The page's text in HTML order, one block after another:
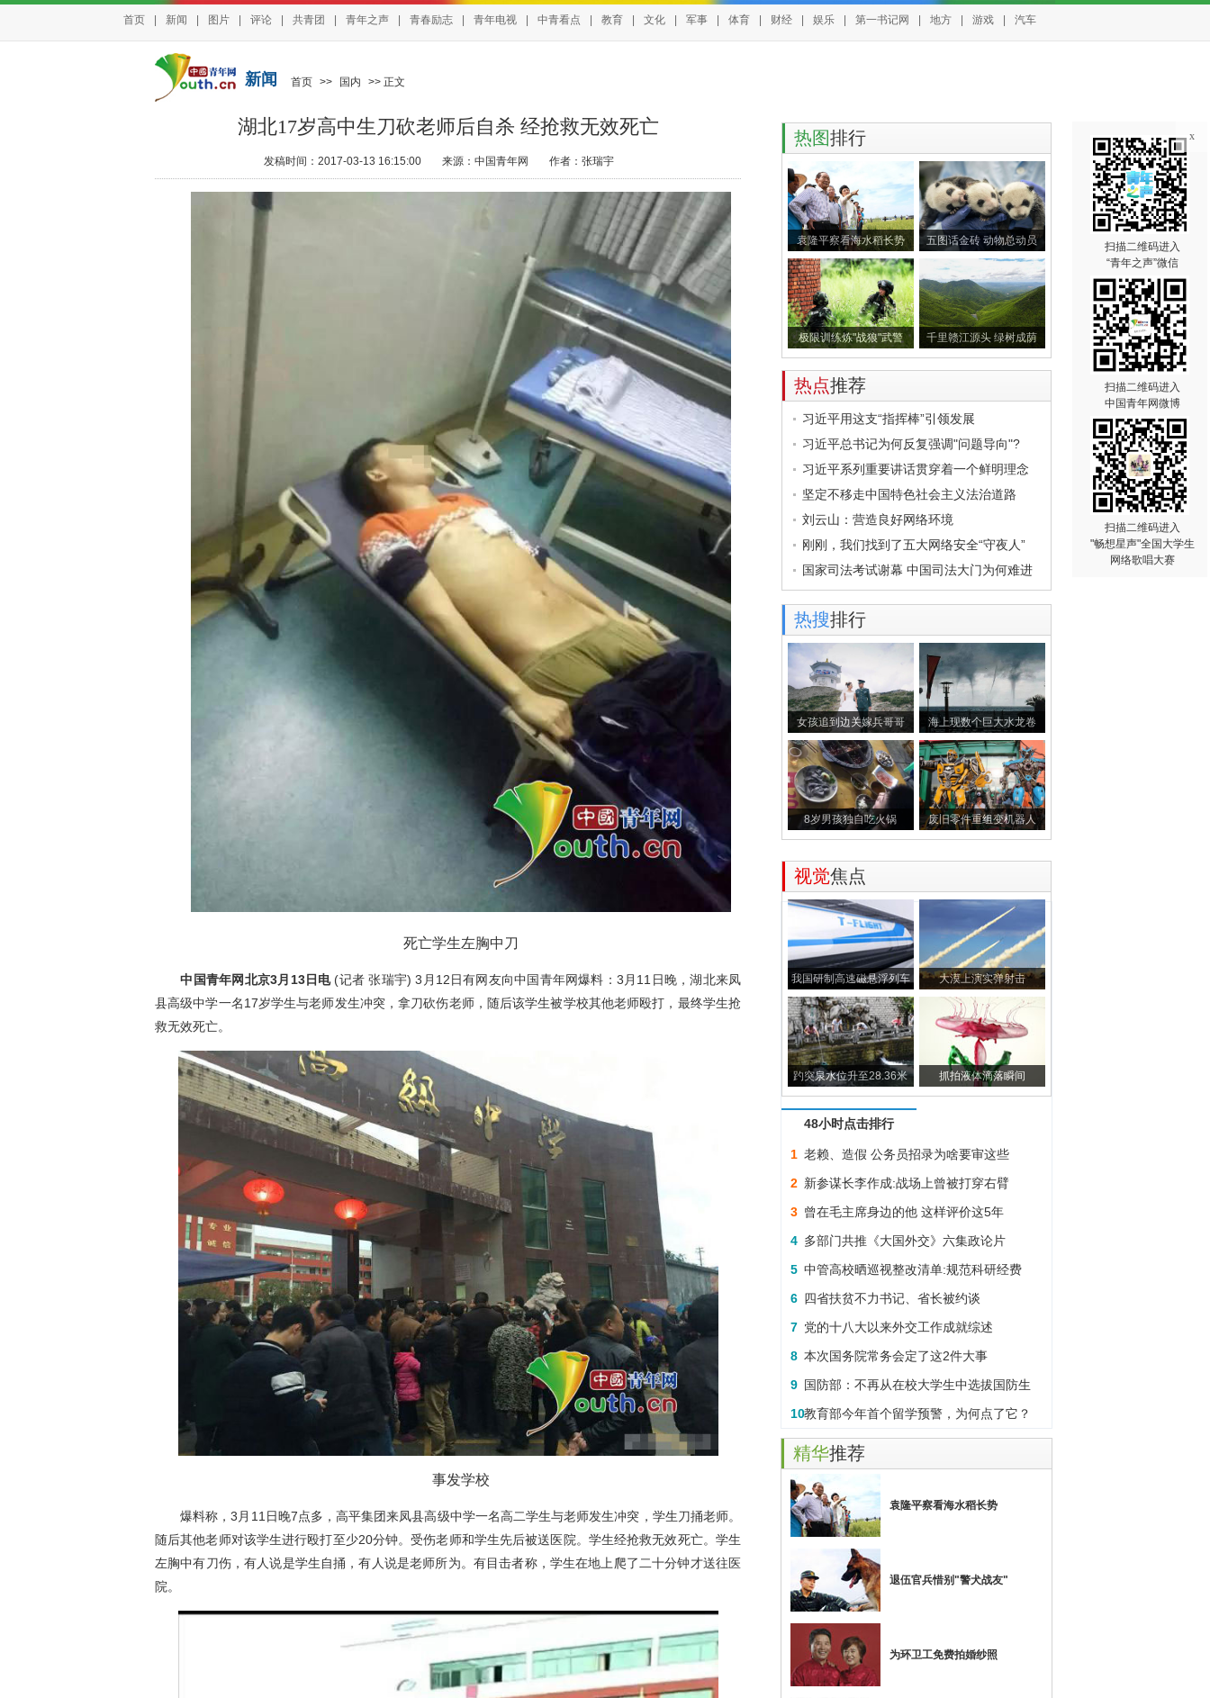
首页 新闻 图片 评论 共青团 青年之声 青春励志 青年电视 中青看点 教育 文化 军事 体育 财经 娱乐 第一书记网 地方 游戏 汽车
新闻 首页 >> 国内 >> 正文
湖北17岁高中生刀砍老师后自杀 经抢救无效死亡
发稿时间：2017-03-13 16:15:00 来源： 中国青年网 作者：张瑞宇
死亡学生左胸中刀
中国青年网北京3月13日电 (记者 张瑞宇) 3月12日有网友向中国青年网爆料：3月11日晚，湖北来凤
县高级中学一名17岁学生与老师发生冲突，拿刀砍伤老师，随后该学生被学校其他老师殴打，最终学生抢
救无效死亡。
事发学校
爆料称，3月11日晚7点多，高平集团来凤县高级中学一名高二学生与老师发生冲突，学生刀捅老师。
随后其他老师对该学生进行殴打至少20分钟。受伤老师和学生先后被送医院。学生经抢救无效死亡。学生
左胸中有刀伤，有人说是学生自捅，有人说是老师所为。有目击者称，学生在地上爬了二十分钟才送往医
院。
热图排行
袁隆平察看海水稻长势 五图话金砖 动物总动员
极限训练炼"战狼"武警 千里赣江源头 绿树成荫
热点推荐
习近平用这支“指挥棒”引领发展
习近平总书记为何反复强调"问题导向"?
习近平系列重要讲话贯穿着一个鲜明理念
坚定不移走中国特色社会主义法治道路
刘云山：营造良好网络环境
刚刚，我们找到了五大网络安全“守夜人”
国家司法考试谢幕 中国司法大门为何难进
热搜排行
女孩追到边关嫁兵哥哥 海上现数个巨大水龙卷
8岁男孩独自吃火锅 废旧零件重组变机器人
视觉焦点
我国研制高速磁悬浮列车 大漠上演实弹射击
趵突泉水位升至28.36米 抓拍液体滴落瞬间
48小时点击排行
1 老赖、造假 公务员招录为啥要审这些
2 新参谋长李作成:战场上曾被打穿右臂
3 曾在毛主席身边的他 这样评价这5年
4 多部门共推《大国外交》六集政论片
5 中管高校晒巡视整改清单:规范科研经费
6 四省扶贫不力书记、省长被约谈
7 党的十八大以来外交工作成就综述
8 本次国务院常务会定了这2件大事
9 国防部：不再从在校大学生中选拔国防生
10教育部今年首个留学预警，为何点了它？
精华推荐
袁隆平察看海水稻长势
退伍官兵惜别"警犬战友"
为环卫工免费拍婚纱照
扫描二维码进入
“青年之声”微信
扫描二维码进入
中国青年网微博
扫描二维码进入
"畅想星声"全国大学生
网络歌唱大赛
x